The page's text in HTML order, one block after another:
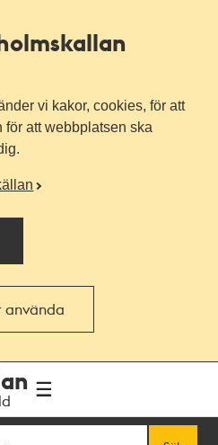
vi kakor, cookies, för att
att webbplatsen ska
använda